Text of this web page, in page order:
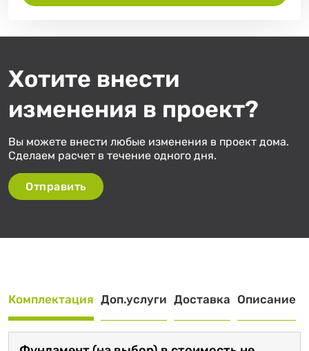
Хотите внести
изменения в проект?
Вы можете внести любые изменения в проект дома.
Сделаем расчет в течение одного дня.
Отправить
Комплектация Доп.услуги Доставка Описание